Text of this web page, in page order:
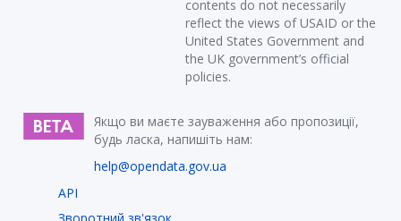
contents do not necessarily
reflect the views of USAID or the
United States Government and
the UK government’s official
policies.
Якщо ви маєте зауваження або пропозиції,
будь ласка, напишіть нам:
help@opendata.gov.ua
API